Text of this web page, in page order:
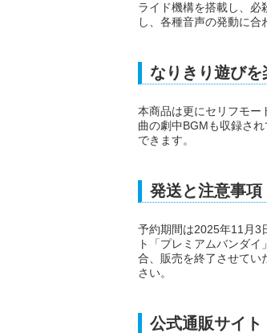
ライド機構を搭載し、必
し、各種音声の発動に合
なりきり遊びを
本商品は更にセリフモー
曲の劇中BGMも収録さ
できます。
発送と注意事項
予約期間は2025年11月3
ト「プレミアムバンダイ
合、販売を終了させてい
さい。
公式通販サイ